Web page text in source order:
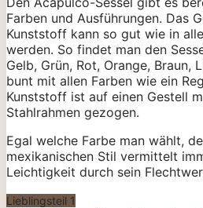
Farben und Ausführungen. Das
Kunststoff kann so gut wie in
werden. So findet man den
Gelb, Grün, Rot, Orange, Braun,
bunt mit allen Farben wie ein
Kunststoff ist auf einen Gestell
Stahlrahmen gezogen.
Egal welche Farbe man wählt,
mexikanischen Stil vermittelt
Leichtigkeit durch sein
Lieblingsteil 1